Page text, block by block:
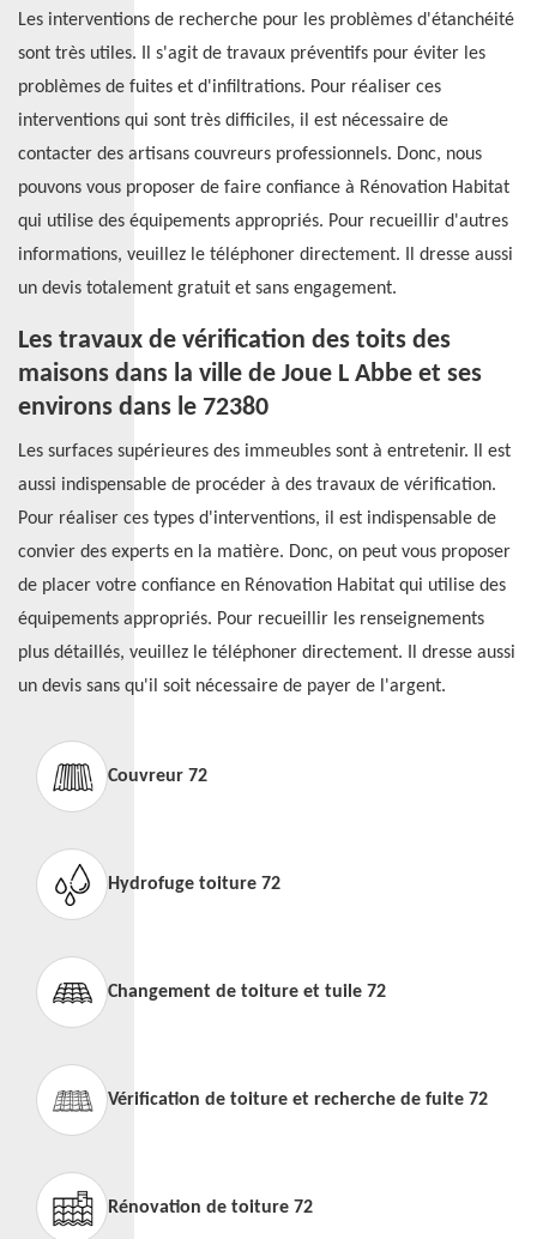
Les interventions de recherche pour les problèmes d'étanchéité
sont très utiles. Il s'agit de travaux préventifs pour éviter les
problèmes de fuites et d'infiltrations. Pour réaliser ces
interventions qui sont très difficiles, il est nécessaire de
contacter des artisans couvreurs professionnels. Donc, nous
pouvons vous proposer de faire confiance à Rénovation Habitat
qui utilise des équipements appropriés. Pour recueillir d'autres
informations, veuillez le téléphoner directement. Il dresse aussi
un devis totalement gratuit et sans engagement.
Les travaux de vérification des toits des
maisons dans la ville de Joue L Abbe et ses
environs dans le 72380
Les surfaces supérieures des immeubles sont à entretenir. Il est
aussi indispensable de procéder à des travaux de vérification.
Pour réaliser ces types d'interventions, il est indispensable de
convier des experts en la matière. Donc, on peut vous proposer
de placer votre confiance en Rénovation Habitat qui utilise des
équipements appropriés. Pour recueillir les renseignements
plus détaillés, veuillez le téléphoner directement. Il dresse aussi
un devis sans qu'il soit nécessaire de payer de l'argent.
Couvreur 72
Hydrofuge toiture 72
Changement de toiture et tuile 72
Vérification de toiture et recherche de fuite 72
Rénovation de toiture 72